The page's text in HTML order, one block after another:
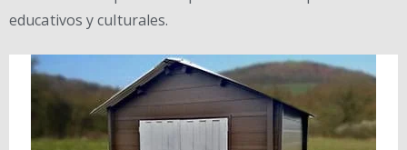
educativos y culturales.